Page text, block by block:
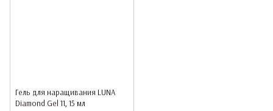
Гель для наращивания LUNA
Diamond Gel 11, 15 мл